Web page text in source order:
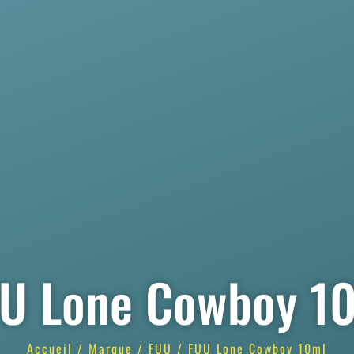
Lone Cowboy
Accueil / Marque / FUU / FUU Lone Cowboy 10ml